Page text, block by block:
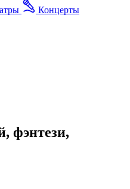
Концерты
фэнтези,